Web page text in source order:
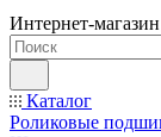
Интернет-
Каталог
Роликовые